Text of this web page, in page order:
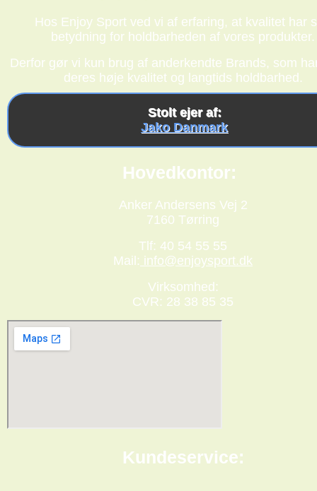
Hos Enjoy Sport ved vi af erfaring, at kvalitet har
betydning for holdbarheden af vores produkter.
Derfor gør vi kun brug af anderkendte Brands, som
deres høje kvalitet og langtids holdbarhed.
Stolt ejer af:
Jako Danmark
Hovedkontor:
Anker Andersens Vej 2
7160 Tørring
Tlf: 40 54 55 55
Mail: info@enjoysport.dk
Virksomhed:
CVR: 28 38 85 35
Kundeservice: